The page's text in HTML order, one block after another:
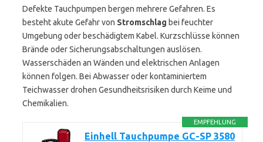
Defekte Tauchpumpen bergen mehrere Gefahren. Es
besteht akute Gefahr von Stromschlag bei feuchter
Umgebung oder beschädigtem Kabel. Kurzschlüsse können
Brände oder Sicherungsabschaltungen auslösen.
Wasserschäden an Wänden und elektrischen Anlagen
können folgen. Bei Abwasser oder kontaminiertem
Teichwasser drohen Gesundheitsrisiken durch Keime und
Chemikalien.
EMPFEHLUNG
Einhell Tauchpumpe GC-SP 3580